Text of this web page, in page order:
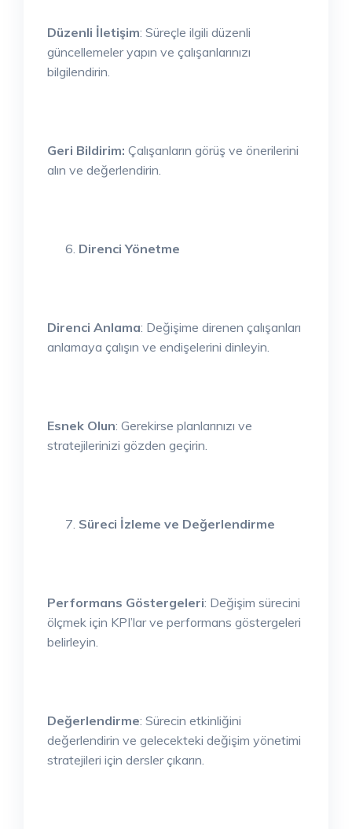
Düzenli İletişim: Süreçle ilgili düzenli
güncellemeler yapın ve çalışanlarınızı
bilgilendirin.
Geri Bildirim: Çalışanların görüş ve önerilerini
alın ve değerlendirin.
Direnci Yönetme
Direnci Anlama: Değişime direnen çalışanları
anlamaya çalışın ve endişelerini dinleyin.
Esnek Olun: Gerekirse planlarınızı ve
stratejilerinizi gözden geçirin.
Süreci İzleme ve Değerlendirme
Performans Göstergeleri: Değişim sürecini
ölçmek için KPI’lar ve performans göstergeleri
belirleyin.
Değerlendirme: Sürecin etkinliğini
değerlendirin ve gelecekteki değişim yönetimi
stratejileri için dersler çıkarın.